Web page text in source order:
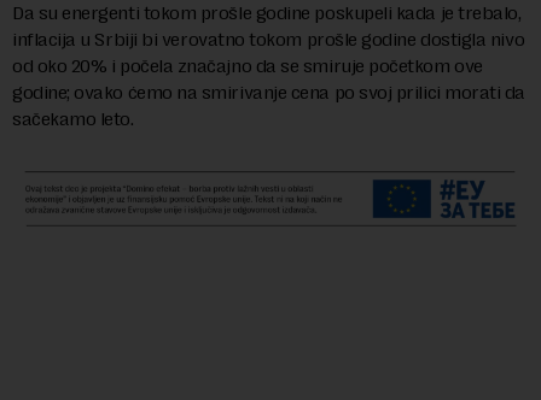
Da su energenti tokom prošle godine poskupeli kada je trebalo,
inflacija u Srbiji bi verovatno tokom prošle godine dostigla nivo
od oko 20% i počela značajno da se smiruje početkom ove
godine; ovako ćemo na smirivanje cena po svoj prilici morati da
sačekamo leto.